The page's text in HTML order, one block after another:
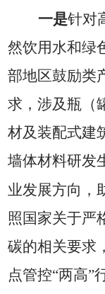
一是针对
然饮用水和绿
部地区鼓励类
求，涉及瓶（
材及装配式建
墙体材料研发
业发展方向，
照国家关于严
碳的相关要求
点管控“两高”